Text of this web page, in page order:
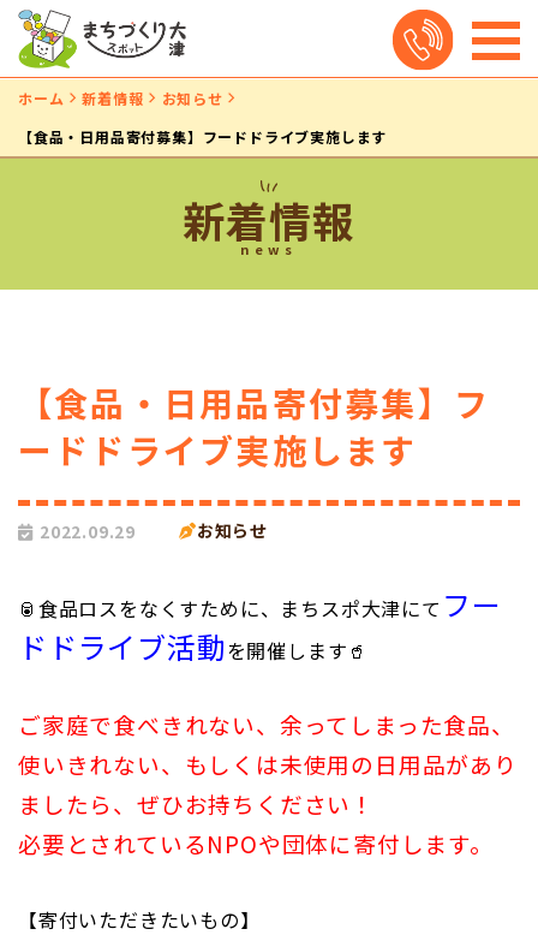
ホーム 新着情報
お知らせ
【食品・日用品寄付募集】フードドライブ実施します
新着情報
news
【食品・日用品寄付募集】フ
ードドライブ実施します
2022.09.29 お知らせ
🥫食品ロスをなくすために、まちスポ大津にて フー
ドドライブ活動を開催します🥤
ご家庭で食べきれない、余ってしまった食品、
使いきれない、もしくは未使用の日用品があり
ましたら、ぜひお持ちください！
必要とされているNPOや団体に寄付します。
【寄付いただきたいもの】